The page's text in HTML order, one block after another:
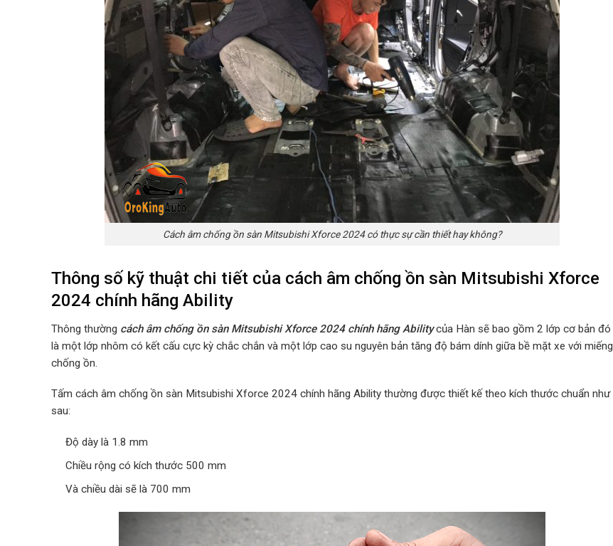
Cách âm chống ồn sàn Mitsubishi Xforce 2024 có thực sự cần thiết hay không?
Thông số kỹ thuật chi tiết của cách âm chống ồn sàn Mitsubishi Xforce
2024 chính hãng Ability
Thông thường cách âm chống ồn sàn Mitsubishi Xforce 2024 chính hãng Abilitycủa Hàn sẽ bao gồm 2 lớp cơ bản đó
là một lớp nhôm có kết cấu cực kỳ chắc chắn và một lớp cao su nguyên bản tăng độ bám dính giữa bề mặt xe với miếng
chống ồn.
Tấm cách âm chống ồn sàn Mitsubishi Xforce 2024 chính hãng Ability thường được thiết kế theo kích thước chuẩn như
sau:
Độ dày là 1.8 mm
Chiều rộng có kích thước 500 mm
Và chiều dài sẽ là 700 mm